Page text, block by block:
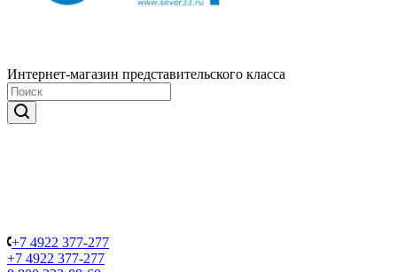
Интернет-магазин представительского класса
+7 4922 377-277
+7 4922 377-277